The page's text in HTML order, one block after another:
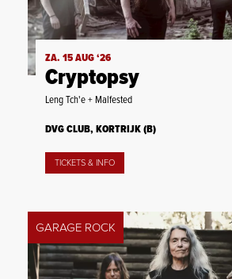
ZA. 15 AUG ‘26
Cryptopsy
Leng Tch'e + Malfested
DVG CLUB, KORTRIJK (B)
TICKETS & INFO
GARAGE ROCK